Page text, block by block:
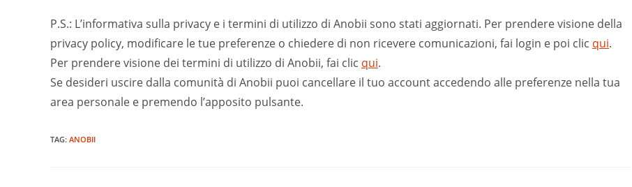
P.S.: L’informativa sulla privacy e i termini di utilizzo di Anobii sono stati aggiornati. Per prendere visione della
privacy policy, modificare le tue preferenze o chiedere di non ricevere comunicazioni, fai login e poi clic qui.
Per prendere visione dei termini di utilizzo di Anobii, fai clic qui.
Se desideri uscire dalla comunità di Anobii puoi cancellare il tuo account accedendo alle preferenze nella tua
area personale e premendo l’apposito pulsante.
TAG: ANOBII